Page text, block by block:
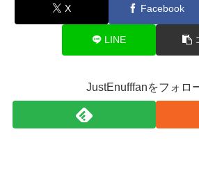
X Facebook
LINE
JustEnufffanをフォロ